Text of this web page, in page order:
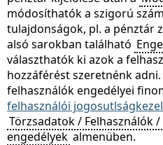
módosíthatók a szigorú
tulajdonságok, pl. a pénztár
alsó sarokban található
választhatók ki azok a
hozzáférést szeretnénk
felhasználók engedélyei
felhasználói
Törzsadatok / Felhasználók /
engedélyek almenüben.